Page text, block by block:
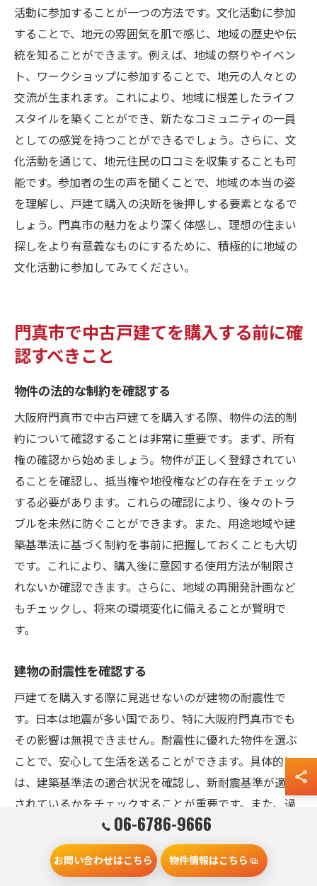
活動に参加することが一つの方法です。文化活動に参加
することで、地元の雰囲気を肌で感じ、地域の歴史や伝
統を知ることができます。例えば、地域の祭りやイベン
ト、ワークショップに参加することで、地元の人々との
交流が生まれます。これにより、地域に根差したライフ
スタイルを築くことができ、新たなコミュニティの一員
としての感覚を持つことができるでしょう。さらに、文
化活動を通じて、地元住民の口コミを収集することも可
能です。参加者の生の声を聞くことで、地域の本当の姿
を理解し、戸建て購入の決断を後押しする要素となるで
しょう。門真市の魅力をより深く体感し、理想の住まい
探しをより有意義なものにするために、積極的に地域の
文化活動に参加してみてください。
門真市で中古戸建てを購入する前に確
認すべきこと
物件の法的な制約を確認する
大阪府門真市で中古戸建てを購入する際、物件の法的制
約について確認することは非常に重要です。まず、所有
権の確認から始めましょう。物件が正しく登録されてい
ることを確認し、抵当権や地役権などの存在をチェック
する必要があります。これらの確認により、後々のトラ
ブルを未然に防ぐことができます。また、用途地域や建
築基準法に基づく制約を事前に把握しておくことも大切
です。これにより、購入後に意図する使用方法が制限さ
れないか確認できます。さらに、地域の再開発計画など
もチェックし、将来の環境変化に備えることが賢明で
す。
建物の耐震性を確認する
戸建てを購入する際に見逃せないのが建物の耐震性で
す。日本は地震が多い国であり、特に大阪府門真市でも
その影響は無視できません。耐震性に優れた物件を選ぶ
ことで、安心して生活を送ることができます。具体的に
は、建築基準法の適合状況を確認し、新耐震基準が適用
されているかをチェックすることが重要です。また、過
去の地震による被害履歴や、建物の構造体の状態を確認
することも忘れずに行いましょう。これらの情報は、不
動産業者や専門家に問い合わせることで入手可能です。
06-6786-9666
お問い合わせはこちら 物件情報はこちら